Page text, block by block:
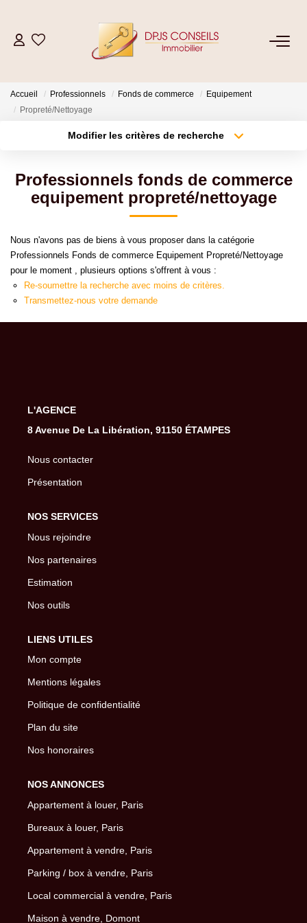
ESTIMER
VENDRE
GESTION LOCATIVE
Location De Votre Bien
Accueil Professionnels Fonds de commerce
Equipement
Propreté/Nettoyage
Modifier les critères de recherche
Sélectionnez...
Type de bien
Surface min
Créer une alerte
Professionnels fonds de commerce
equipement propreté/nettoyage
Nous n'avons pas de biens à vous proposer dans la catégorie
Professionnels Fonds de commerce Equipement Propreté/Nettoyage
pour le moment , plusieurs options s'offrent à vous :
Re-soumettre la recherche avec moins de critères.
Transmettez-nous votre demande
L'AGENCE
8 Avenue De La Libération, 91150 ÉTAMPES
Nous contacter
Présentation
NOS SERVICES
Nous rejoindre
Nos partenaires
Estimation
Nos outils
LIENS UTILES
Mon compte
Mentions légales
Politique de confidentialité
Plan du site
Nos honoraires
NOS ANNONCES
Appartement à louer, Paris
Bureaux à louer, Paris
Appartement à vendre, Paris
Parking / box à vendre, Paris
Local commercial à vendre, Paris
Maison à vendre, Domont